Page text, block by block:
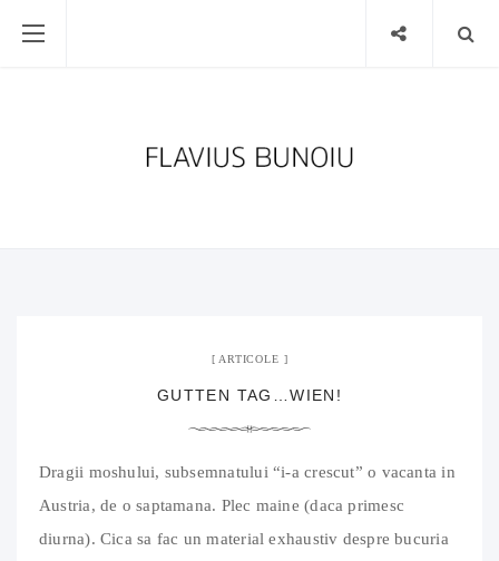
ARTICOLE
GUTTEN TAG…WIEN!
Dragii moshului, subsemnatului “i-a crescut” o vacanta in
Austria, de o saptamana. Plec maine (daca primesc
diurna). Cica sa fac un material exhaustiv despre bucuria